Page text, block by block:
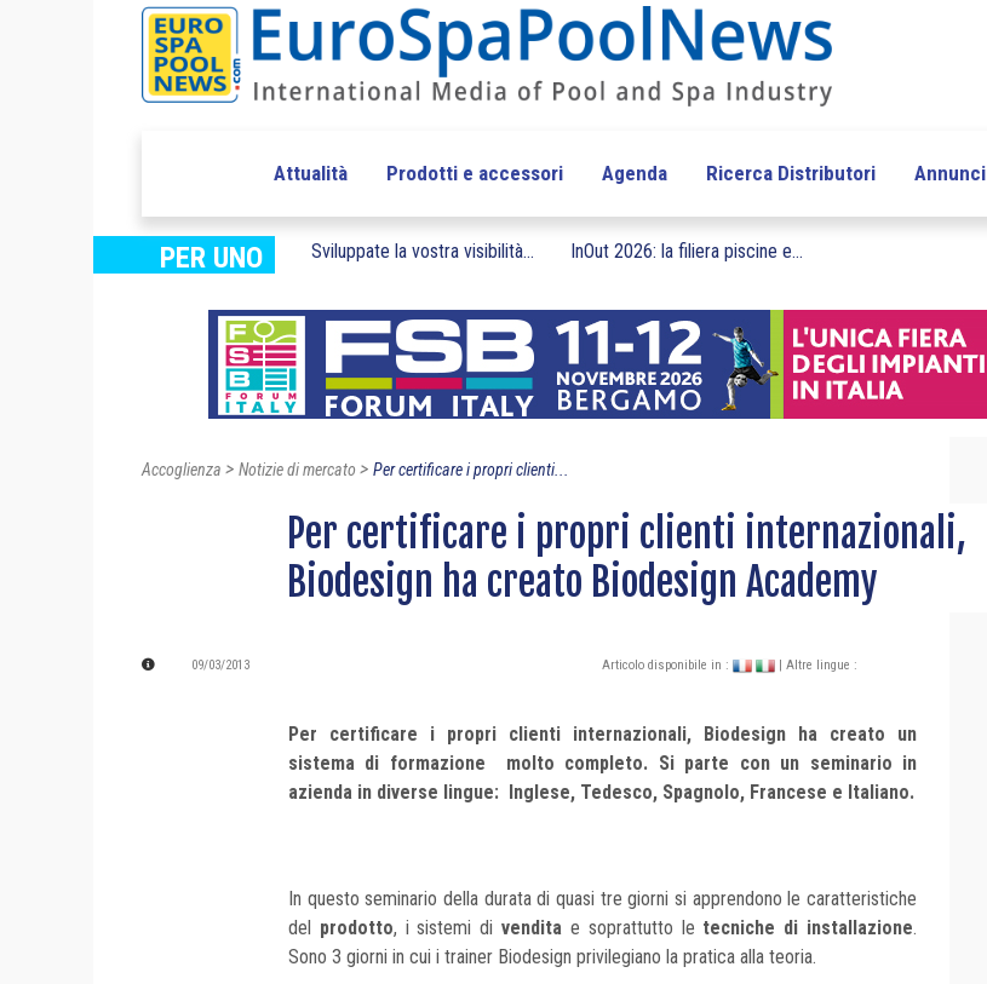
Attualità Prodotti e accessori Agenda Ricerca Distributori Annunci
PER UNO Sviluppate la vostra visibilità... InOut 2026: la filiera piscine e...
Accoglienza > Notizie di mercato > Per certificare i propri clienti...
Per certificare i propri clienti internazionali,
Biodesign ha creato Biodesign Academy
09/03/2013 Articolo disponibile in : | Altre lingue :
Per certificare i propri clienti internazionali, Biodesign ha creato un
sistema di formazione molto completo. Si parte con un seminario in
azienda in diverse lingue: Inglese, Tedesco, Spagnolo, Francese e Italiano.
In questo seminario della durata di quasi tre giorni si apprendono le caratteristiche
del prodotto, i sistemi divendita e soprattutto le tecniche di installazione.
Sono 3 giorni in cui i trainer Biodesign privilegiano la pratica alla teoria.